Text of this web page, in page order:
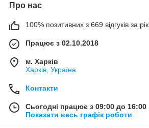
Про нас
100% позитивних з 669 відгуків за рік
Працює з 02.10.2018
м. Харків
Харків, Україна
Контакти
Сьогодні працює з 09:00 до 16:00
Показати весь графік роботи